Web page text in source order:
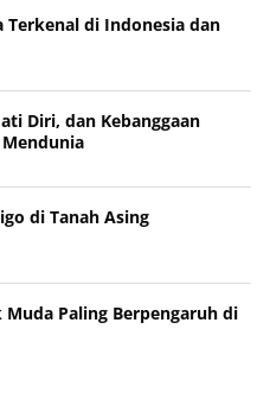
Terkenal di Indonesia dan
Diri, dan Kebanggaan
di Tanah Asing
Paling Berpengaruh di